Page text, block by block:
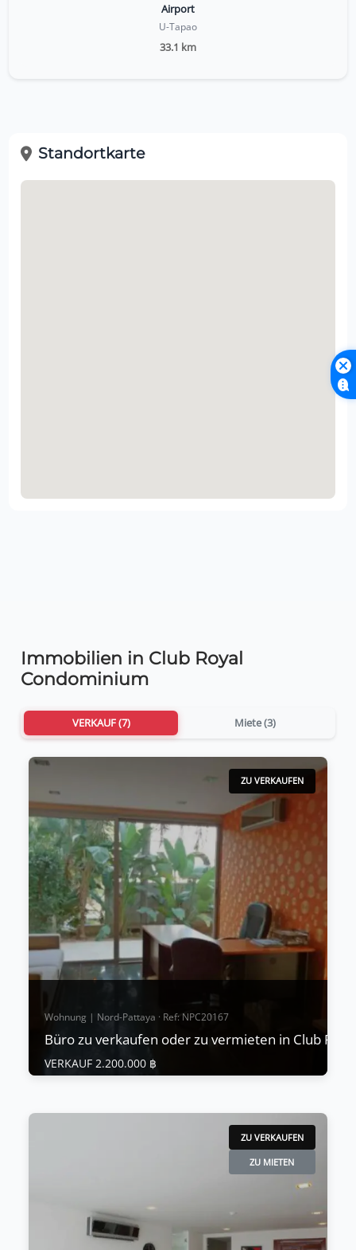
Airport
U-Tapao
33.1 km
Standortkarte
Immobilien in Club Royal
Condominium
VERKAUF (7) Miete (3)
ZU VERKAUFEN
Wohnung | Nord-Pattaya · Ref: NPC20167
Büro zu verkaufen oder zu vermieten in Club
VERKAUF 2.200.000 ฿
Büro zu verkaufen oder zu vermieten in
verfügbar, Details auf Anfrage. 100 m zum Strand
und 200 m zum Heiligtum der Wahrheit. Rufen Sie
uns jetzt für eine Besichtigung an."
ZU VERKAUFEN
ZU MIETEN